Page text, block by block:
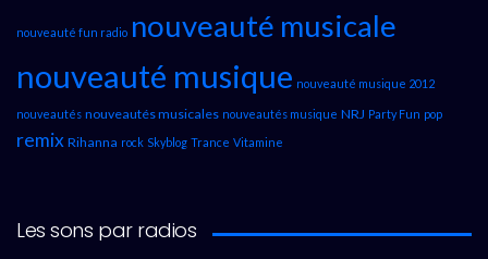
nouveauté fun radio nouveauté musicale
nouveauté musique nouveauté musique 2012
nouveautés nouveautés musicales nouveautés musique NRJ Party Fun pop
remix Rihanna rock Skyblog Trance Vitamine
Les sons par radios